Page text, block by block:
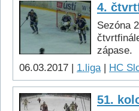
4.
Sezóna
zápase.
06.03.2017 | 1.liga| HC
51.